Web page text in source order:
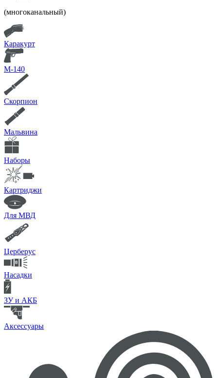
(многоканальный)
Каракурт
М-140
Скорпион
Мальвина
Наборы
Картриджи
Для МВД
Церберус
Насадки
ЗУ и АКБ
Аксессуары